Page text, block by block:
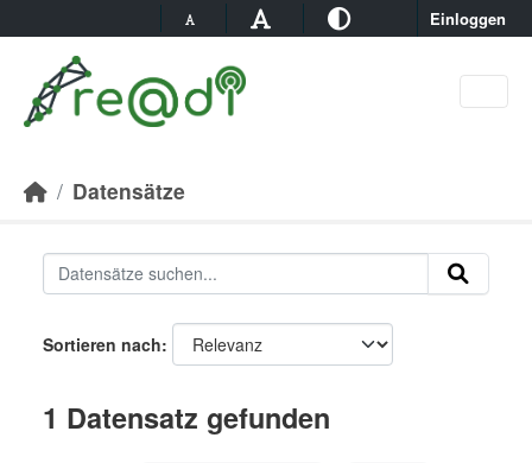
Einloggen
Datensätze
Sortieren nach
1 Datensatz gefunden